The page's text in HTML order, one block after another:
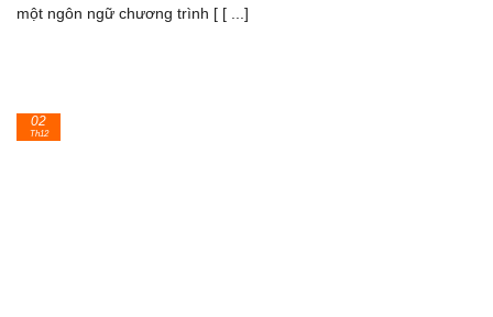
một ngôn ngữ chương trình [ [ ...]
02
Th12